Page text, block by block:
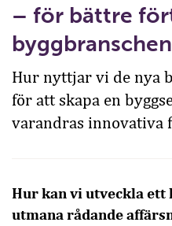
– för bättre
byggbranschen
Hur nyttjar vi de nya
för att skapa en
varandras innovativa
Hur kan vi utveckla ett
utmana rådande